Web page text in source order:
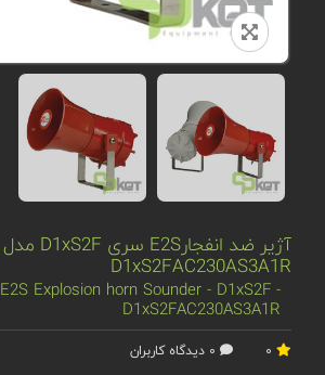
آژیر ضد انفجارE2S سری D1xS2F مدل
D1xS2FAC230AS3A1R
E2S Explosion horn Sounder - D1xS2F -
D1xS2FAC230AS3A1R